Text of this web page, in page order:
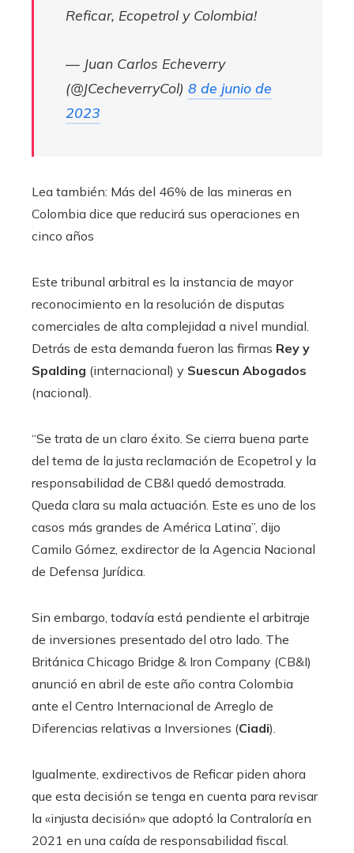
Reficar, Ecopetrol y Colombia!
— Juan Carlos Echeverry
(@JCecheverryCol) 8 de junio de
2023
Lea también: Más del 46% de las mineras en
Colombia dice que reducirá sus operaciones en
cinco años
Este tribunal arbitral es la instancia de mayor
reconocimiento en la resolución de disputas
comerciales de alta complejidad a nivel mundial.
Detrás de esta demanda fueron las firmas Rey y
Spalding (internacional) y Suescun Abogados
(nacional).
“Se trata de un claro éxito. Se cierra buena parte
del tema de la justa reclamación de Ecopetrol y la
responsabilidad de CB&I quedó demostrada.
Queda clara su mala actuación. Este es uno de los
casos más grandes de América Latina”, dijo
Camilo Gómez, exdirector de la Agencia Nacional
de Defensa Jurídica.
Sin embargo, todavía está pendiente el arbitraje
de inversiones presentado del otro lado. The
Británica Chicago Bridge & Iron Company (CB&I)
anunció en abril de este año contra Colombia
ante el Centro Internacional de Arreglo de
Diferencias relativas a Inversiones (Ciadi).
Igualmente, exdirectivos de Reficar piden ahora
que esta decisión se tenga en cuenta para revisar
la «injusta decisión» que adoptó la Contraloría en
2021 en una caída de responsabilidad fiscal.